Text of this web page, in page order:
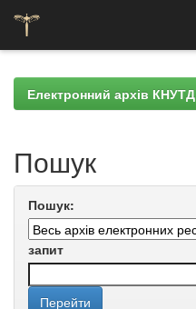
navigationЕлектронний архів КНУТД
Пошук
Пошук:
запит